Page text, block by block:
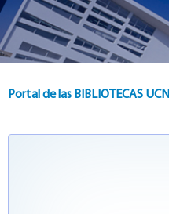
Portal de las BIBLIOTECAS UCN